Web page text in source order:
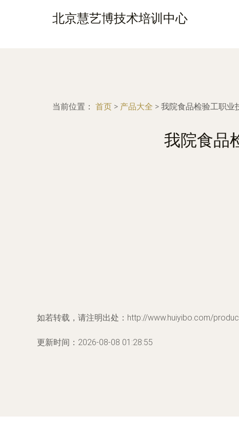
北京慧艺博技术培训中心
当前位置： 首页 > 产品大全 > 我院食品检验工职业
我院食品
如若转载，请注明出处：http://www.huiyibo.com/
更新时间：2026-08-08 01:28:55